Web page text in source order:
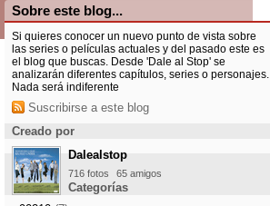
Sobre este blog...
Si quieres conocer un nuevo punto de vista sobre
las series o películas actuales y del pasado este es
el blog que buscas. Desde 'Dale al Stop' se
analizarán diferentes capítulos, series o personajes.
Nada será indiferente
Suscribirse a este blog
Creado por
Dalealstop
716 fotos 65 amigos
Categorías